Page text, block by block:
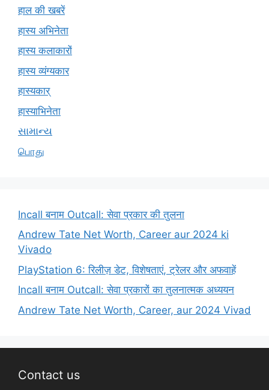
हाल की खबरें
हास्य अभिनेता
हास्य कलाकारों
हास्य व्यंग्यकार
हास्यकार्
हास्याभिनेता
સામાન્ય
பொது
Incall बनाम Outcall: सेवा प्रकार की तुलना
Andrew Tate Net Worth, Career aur 2024 ki
Vivado
PlayStation 6: रिलीज़ डेट, विशेषताएं, ट्रेलर और अफवाहें
Incall बनाम Outcall: सेवा प्रकारों का तुलनात्मक अध्ययन
Andrew Tate Net Worth, Career, aur 2024 Vivad
Contact us